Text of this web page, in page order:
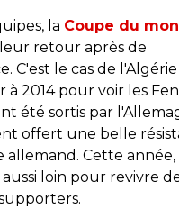
la Coupe du
retour après de
C'est le cas de l'Algérie
2014 pour voir les
été sortis par
offert une belle
Cette année,
loin pour revivre